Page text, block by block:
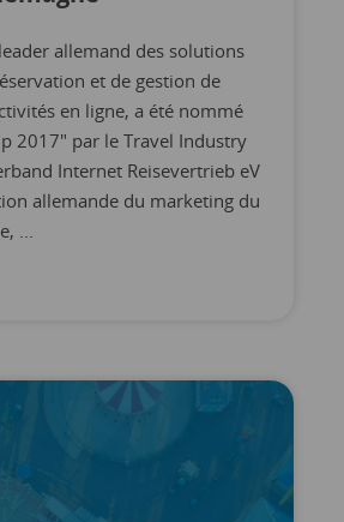
allemand des solutions
et de gestion de
en ligne, a été nommé
2017" par le Travel Industry
Internet Reisevertrieb eV
allemande du marketing du
...